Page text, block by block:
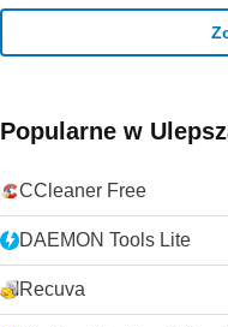
Popularne w
CCleaner Free
DAEMON Tools Lite
Recuva